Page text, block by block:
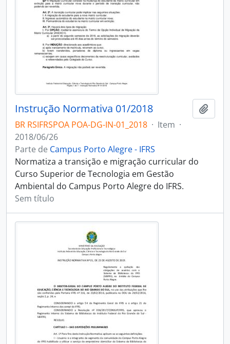
Instrução Normativa 01/2018
BR RSIFRSPOA POA-DG-IN-01_2018 · Item ·
2018/06/26
Parte de Campus Porto Alegre - IFRS
Normatiza a transição e migração curricular do
Curso Superior de Tecnologia em Gestão
Ambiental do Campus Porto Alegre do IFRS.
Sem título